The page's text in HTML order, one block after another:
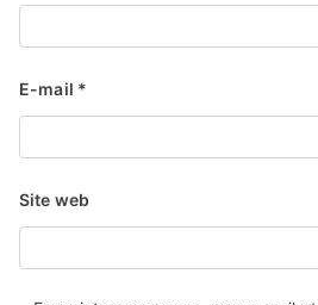
E-mail *
Site web